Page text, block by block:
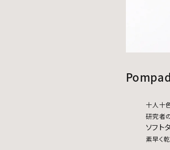
十人十
研究者
ソフト
素早く